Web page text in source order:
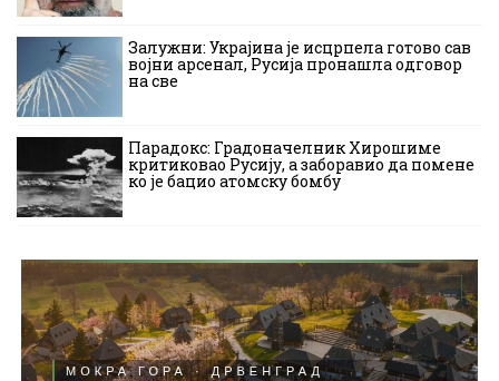
Залужни: Украјина је исцрпела готово сав
војни арсенал, Русија пронашла одговор
на све
Парадокс: Градоначелник Хирошиме
критиковао Русију, а заборавио да помене
ко је бацио атомску бомбу